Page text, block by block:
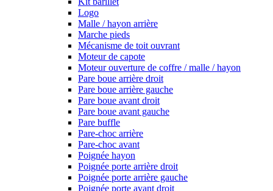
Logo
Malle / hayon arrière
Marche pieds
Mécanisme de toit ouvrant
Moteur de capote
Moteur ouverture de coffre / malle / hayon
Pare boue arrière droit
Pare boue arrière gauche
Pare boue avant droit
Pare boue avant gauche
Pare buffle
Pare-choc arrière
Pare-choc avant
Poignée hayon
Poignée porte arrière droit
Poignée porte arrière gauche
Poignée porte avant droit